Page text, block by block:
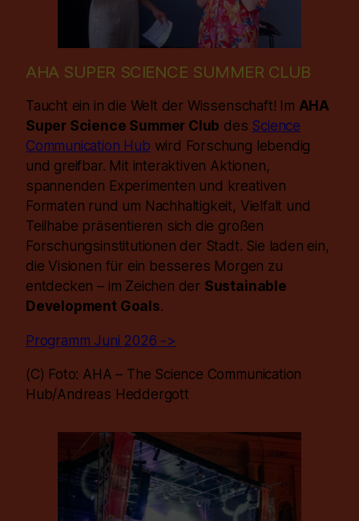
AHA SUPER SCIENCE SUMMER CLUB
Taucht ein in die Welt der Wissenschaft! Im AHA
Super Science Summer Club des Science
Communication Hub wird Forschung lebendig
und greifbar. Mit interaktiven Aktionen,
spannenden Experimenten und kreativen
Formaten rund um Nachhaltigkeit, Vielfalt und
Teilhabe präsentieren sich die großen
Forschungsinstitutionen der Stadt. Sie laden ein,
die Visionen für ein besseres Morgen zu
entdecken – im Zeichen der Sustainable
Development Goals.
Programm Juni 2026 ->
(C) Foto: AHA – The Science Communication
Hub/Andreas Heddergott